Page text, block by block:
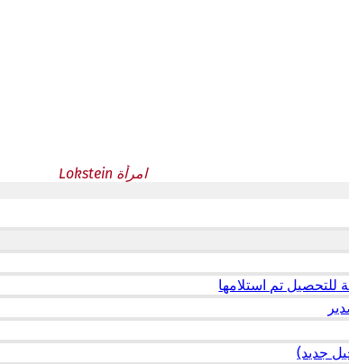
امرأة Lokstein
تم استلامها
جديد)